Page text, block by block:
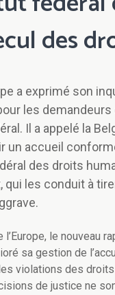
des
a exprimé son
les
Il a appelé la
un accueil
des droits
les conduit à
le nouveau
sa gestion de
violations des droits
de justice ne